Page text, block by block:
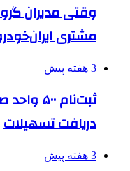
وقتی مدیران
مشتری
3 هفته پیش
ثبت‌نام
دریافت تسهیلات
3 هفته پیش